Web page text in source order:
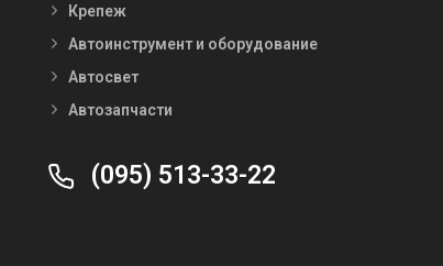
Крепеж
Автоинструмент и оборудование
Автосвет
Автозапчасти
(095) 513-33-22